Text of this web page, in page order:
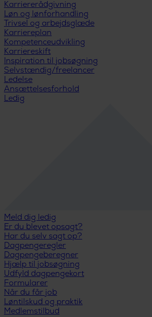
Karriererådgivning
Løn og lønforhandling
Trivsel og arbejdsglæde
Karriereplan
Kompetenceudvikling
Karriereskift
Inspiration til jobsøgning
Selvstændig/freelancer
Ledelse
Ansættelsesforhold
Ledig
Meld dig ledig
Er du blevet opsagt?
Har du selv sagt op?
Dagpengeregler
Dagpengeberegner
Hjælp til jobsøgning
Udfyld dagpengekort
Formularer
Når du får job
Løntilskud og praktik
Medlemstilbud